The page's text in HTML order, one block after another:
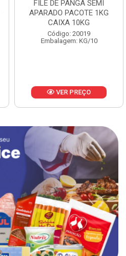
POLACA DESFIADA
PESCAMARES PCT5KG
CX10KG
Código: 20161
Embalagem: KG/10
VER PREÇO